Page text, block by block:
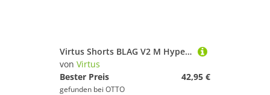
Virtus Shorts BLAG V2 M Hyper mit atmungsaktivem 4 Wege-Funktionsstretch
von Virtus
Bester Preis
42,95 €
gefunden bei OTTO